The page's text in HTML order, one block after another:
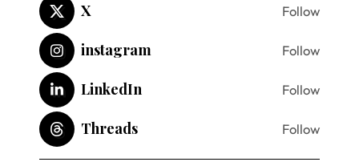
X Follow
instagram Follow
LinkedIn Follow
Threads Follow